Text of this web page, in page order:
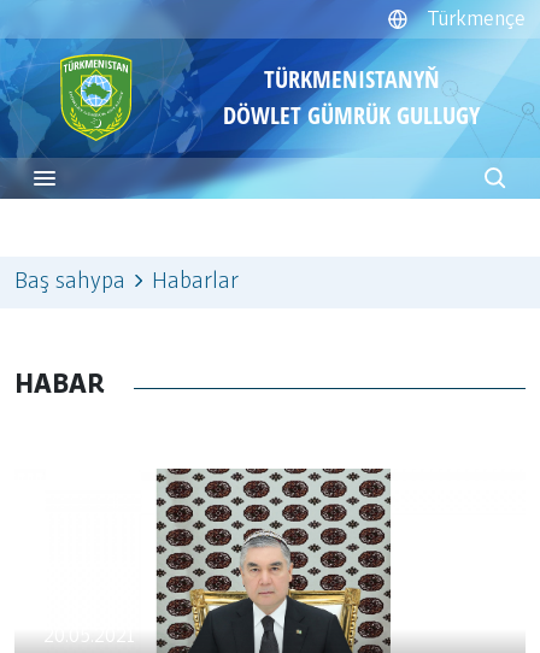
Türkmençe
TÜRKMENISTANYŇ
DÖWLET GÜMRÜK GULLUGY
Baş sahypa Habarlar
HABAR